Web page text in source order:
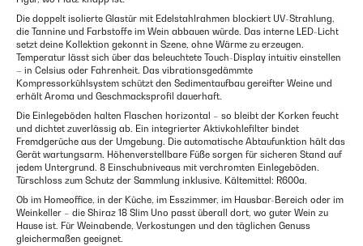
Die doppelt isolierte Glastür mit Edelstahlrahmen blockiert UV-Strahlung,
die Tannine und Farbstoffe im Wein abbauen würde. Das interne LED-Licht
setzt deine Kollektion gekonnt in Szene, ohne Wärme zu erzeugen.
Temperatur lässt sich über das beleuchtete Touch-Display intuitiv einstellen
– in Celsius oder Fahrenheit. Das vibrationsgedämmte
Kompressorkühlsystem schützt den Sedimentaufbau gereifter Weine und
erhält Aroma und Geschmacksprofil dauerhaft.
Die Einlegeböden halten Flaschen horizontal – so bleibt der Korken feucht
und dichtet zuverlässig ab. Ein integrierter Aktivkohlefilter bindet
Fremdgerüche aus der Umgebung. Die automatische Abtaufunktion hält das
Gerät wartungsarm. Höhenverstellbare Füße sorgen für sicheren Stand auf
jedem Untergrund. 8 Einschubniveaus mit verchromten Einlegeböden.
Türschloss zum Schutz der Sammlung inklusive. Kältemittel: R600a.
Ob im Homeoffice, in der Küche, im Esszimmer, im Hausbar-Bereich oder im
Weinkeller – die Shiraz 18 Slim Uno passt überall dort, wo guter Wein zu
Hause ist. Für Weinabende, Verkostungen und den täglichen Genuss
gleichermaßen geeignet.